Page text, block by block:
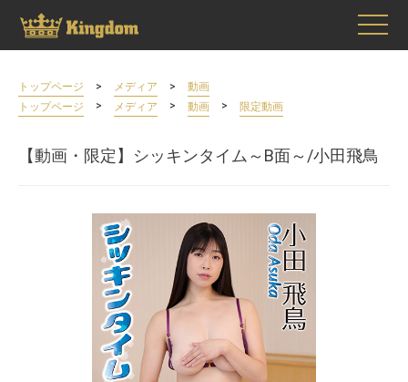
トップページ > メディア >
動画
トップページ
> メディア > 動画 > 限定動画
【動画・限定】シッキンタイム～B面～/小田飛鳥